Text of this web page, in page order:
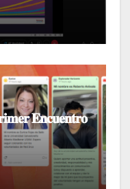
𝐄𝐧𝐜𝐮𝐞𝐧𝐭𝐫𝐨